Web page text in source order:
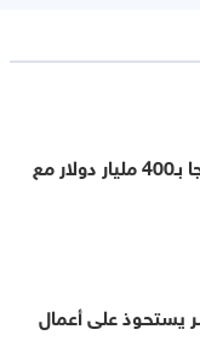
"أسترازينيكا" تبحث اندماجا بـ400 مليار دولار مع
يستحوذ على أعمال